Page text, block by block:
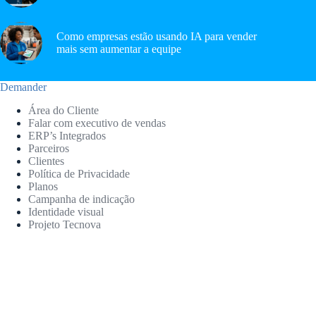
Como empresas estão usando IA para vender
mais sem aumentar a equipe
Demander
Área do Cliente
Falar com executivo de vendas
ERP’s Integrados
Parceiros
Clientes
Política de Privacidade
Planos
Campanha de indicação
Identidade visual
Projeto Tecnova